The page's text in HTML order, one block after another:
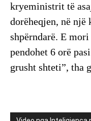
kryeministrit të
dorëheqjen, në një
shpërndarë. E
pendohet 6 orë
grusht shteti”, tha